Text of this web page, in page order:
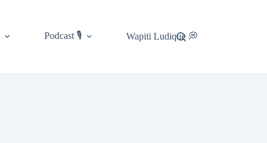
Podcast 🎙️ Wapiti Ludique 💭